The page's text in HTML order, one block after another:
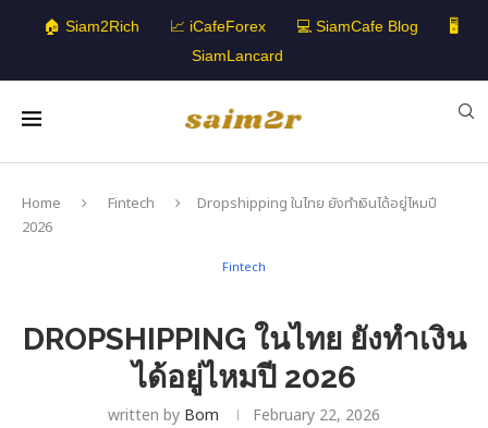
🏠 Siam2Rich 📈 iCafeForex 💻 SiamCafe Blog
🖥️
SiamLancard
Home Fintech
Dropshipping ในไทย ยังทำเงินได้อยู่ไหมปี
2026
Fintech
DROPSHIPPING ในไทย ยังทำเงิน
ได้อยู่ไหมปี 2026
written by Bom February 22, 2026